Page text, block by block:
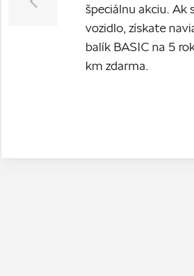
špeciálnu akciu. Ak
vozidlo, získate
balík BASIC na 5
km zdarma.